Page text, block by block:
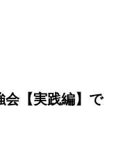
会【実践編】で